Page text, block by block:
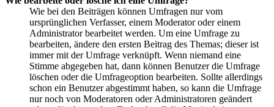
Wie bei den Beiträgen können Umfragen nur vom
ursprünglichen Verfasser, einem Moderator oder einem
Administrator bearbeitet werden. Um eine Umfrage zu
bearbeiten, ändere den ersten Beitrag des Themas; dieser ist
immer mit der Umfrage verknüpft. Wenn niemand eine
Stimme abgegeben hat, dann können Benutzer die Umfrage
löschen oder die Umfrageoption bearbeiten. Sollte allerdings
schon ein Benutzer abgestimmt haben, so kann die Umfrage
nur noch von Moderatoren oder Administratoren geändert